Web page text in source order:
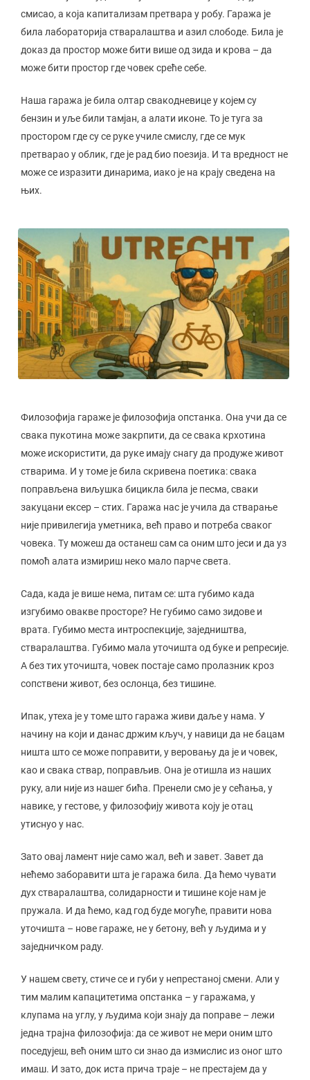
смисао, а која капитализам претвара у робу. Гаража је
била лабораторија стваралаштва и азил слободе. Била је
доказ да простор може бити више од зида и крова – да
може бити простор где човек среће себе.
Наша гаража је била олтар свакодневице у којем су
бензин и уље били тамјан, а алати иконе. То је туга за
простором где су се руке училе смислу, где се мук
претварао у облик, где је рад био поезија. И та вредност не
може се изразити динарима, иако је на крају сведена на
њих.
Филозофија гараже је филозофија опстанка. Она учи да се
свака пукотина може закрпити, да се свака крхотина
може искористити, да руке имају снагу да продуже живот
стварима. И у томе је била скривена поетика: свака
поправљена виљушка бицикла била је песма, сваки
закуцани ексер – стих. Гаража нас је учила да стварање
није привилегија уметника, већ право и потреба сваког
човека. Ту можеш да останеш сам са оним што јеси и да уз
помоћ алата измириш неко мало парче света.
Сада, када је више нема, питам се: шта губимо када
изгубимо овакве просторе? Не губимо само зидове и
врата. Губимо места интроспекције, заједништва,
стваралаштва. Губимо мала уточишта од буке и репресије.
А без тих уточишта, човек постаје само пролазник кроз
сопствени живот, без ослонца, без тишине.
Ипак, утеха је у томе што гаража живи даље у нама. У
начину на који и данас држим кључ, у навици да не бацам
ништа што се може поправити, у веровању да је и човек,
као и свака ствар, поправљив. Она је отишла из наших
руку, али није из нашег бића. Пренели смо је у сећања, у
навике, у гестове, у филозофију живота коју је отац
утиснуо у нас.
Зато овај ламент није само жал, већ и завет. Завет да
нећемо заборавити шта је гаража била. Да ћемо чувати
дух стваралаштва, солидарности и тишине које нам је
пружала. И да ћемо, кад год буде могуће, правити нова
уточишта – нове гараже, не у бетону, већ у људима и у
заједничком раду.
У нашем свету, стиче се и губи у непрестаној смени. Али у
тим малим капацитетима опстанка – у гаражама, у
клупама на углу, у људима који знају да поправе – лежи
једна трајна филозофија: да се живот не мери оним што
поседујеш, већ оним што си знао да измислис из оног што
имаш. И зато, док иста прича траје – не престајем да у